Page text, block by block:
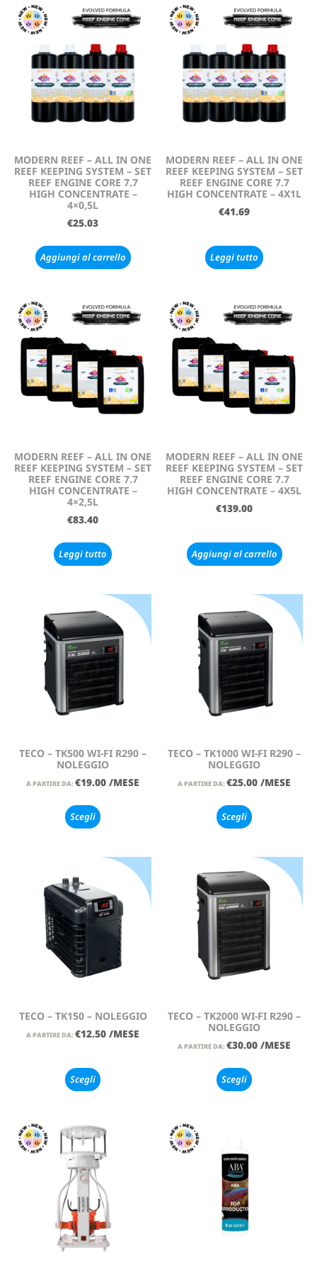
MODERN REEF – ALL IN ONE
REEF KEEPING SYSTEM – SET
REEF ENGINE CORE 7.7
HIGH CONCENTRATE –
4×0,5L
€25.03
Aggiungi al carrello
MODERN REEF – ALL IN ONE
REEF KEEPING SYSTEM – SET
REEF ENGINE CORE 7.7
HIGH CONCENTRATE – 4X1L
€41.69
Leggi tutto
MODERN REEF – ALL IN ONE
REEF KEEPING SYSTEM – SET
REEF ENGINE CORE 7.7
HIGH CONCENTRATE –
4×2,5L
€83.40
Leggi tutto
MODERN REEF – ALL IN ONE
REEF KEEPING SYSTEM – SET
REEF ENGINE CORE 7.7
HIGH CONCENTRATE – 4X5L
€139.00
Aggiungi al carrello
TECO – TK500 WI-FI R290 –
NOLEGGIO
A PARTIRE DA: €19.00 /MESE
Scegli
TECO – TK1000 WI-FI R290 –
NOLEGGIO
A PARTIRE DA: €25.00 /MESE
Scegli
TECO – TK150 – NOLEGGIO
A PARTIRE DA: €12.50 /MESE
Scegli
TECO – TK2000 WI-FI R290 –
NOLEGGIO
A PARTIRE DA: €30.00 /MESE
Scegli